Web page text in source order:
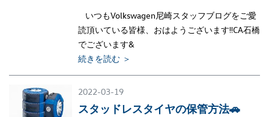
いつもVolkswagen尼崎スタッフブログをご愛
読頂いている皆様、おはようございます‼CA石橋
でございます&
続きを読む ＞
2022-03-19
スタッドレスタイヤの保管方法🚗